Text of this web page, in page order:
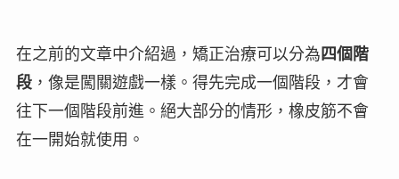
在之前的文章中介紹過，矯正治療可以分為 四個階
段，像是闖關遊戲一樣。得先完成一個階段，才會
往下一個階段前進。絕大部分的情形，橡皮筋不會
在一開始就使用。